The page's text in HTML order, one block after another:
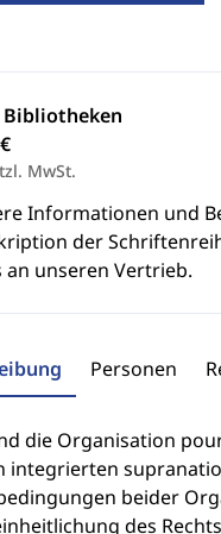
MwSt.
Informationen und
der
an unseren Vertrieb.
Personen
die Organisation
integrierten
beider
des